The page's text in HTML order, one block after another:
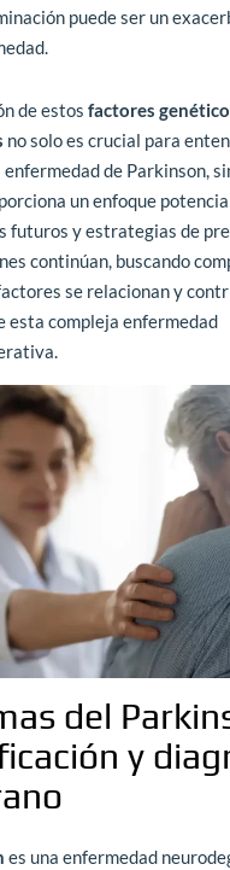
puede ser un
de estos factores
no solo es crucial para
de Parkinson,
un enfoque
futuros y estrategias de
continúan, buscando
se relacionan y
esta compleja enfermedad
del
y
es una enfermedad